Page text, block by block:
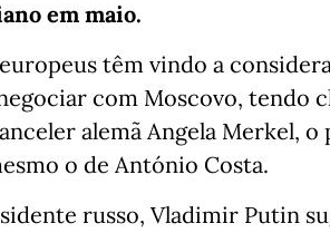
em maio.
têm vindo a
com Moscovo, tendo
alemã Angela Merkel,
o de António Costa.
russo, Vladimir Putin